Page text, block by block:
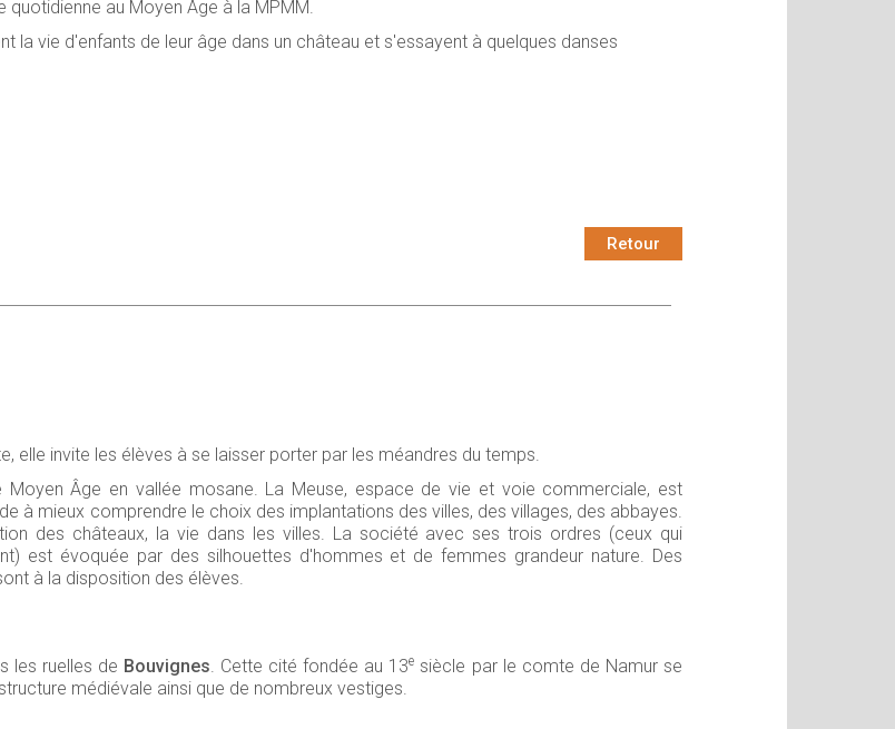
au Moyen Âge à la MPMM.
la vie d'enfants de leur âge dans un château et s'essayent à quelques danses
Retour
elle invite les élèves à se laisser porter par les méandres du temps.
Moyen Âge en vallée mosane. La Meuse, espace de vie et voie commerciale, est
à mieux comprendre le choix des implantations des villes, des villages, des abbayes.
des châteaux, la vie dans les villes. La société avec ses trois ordres (ceux qui
est évoquée par des silhouettes d'hommes et de femmes grandeur nature. Des
à la disposition des élèves.
les ruelles de Bouvignes. Cette cité fondée au 13e siècle par le comte de Namur se
médiévale ainsi que de nombreux vestiges.